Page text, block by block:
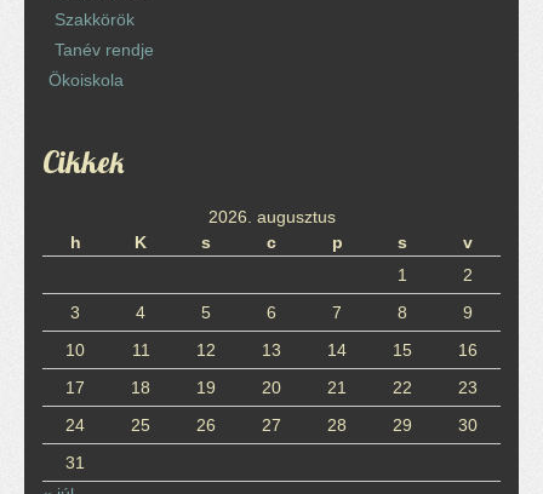
Szakkörök
Tanév rendje
Ökoiskola
Cikkek
2026. augusztus
h
K s c p s
v
1
2
3
4 5 6 7 8
9
10
11 12 13 14 15
16
17
18 19 20 21 22
23
24
25 26 27 28 29
30
31